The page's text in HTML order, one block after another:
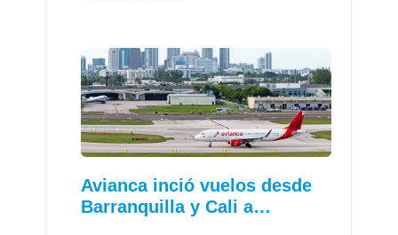
Avianca inció vuelos desde
Barranquilla y Cali a…